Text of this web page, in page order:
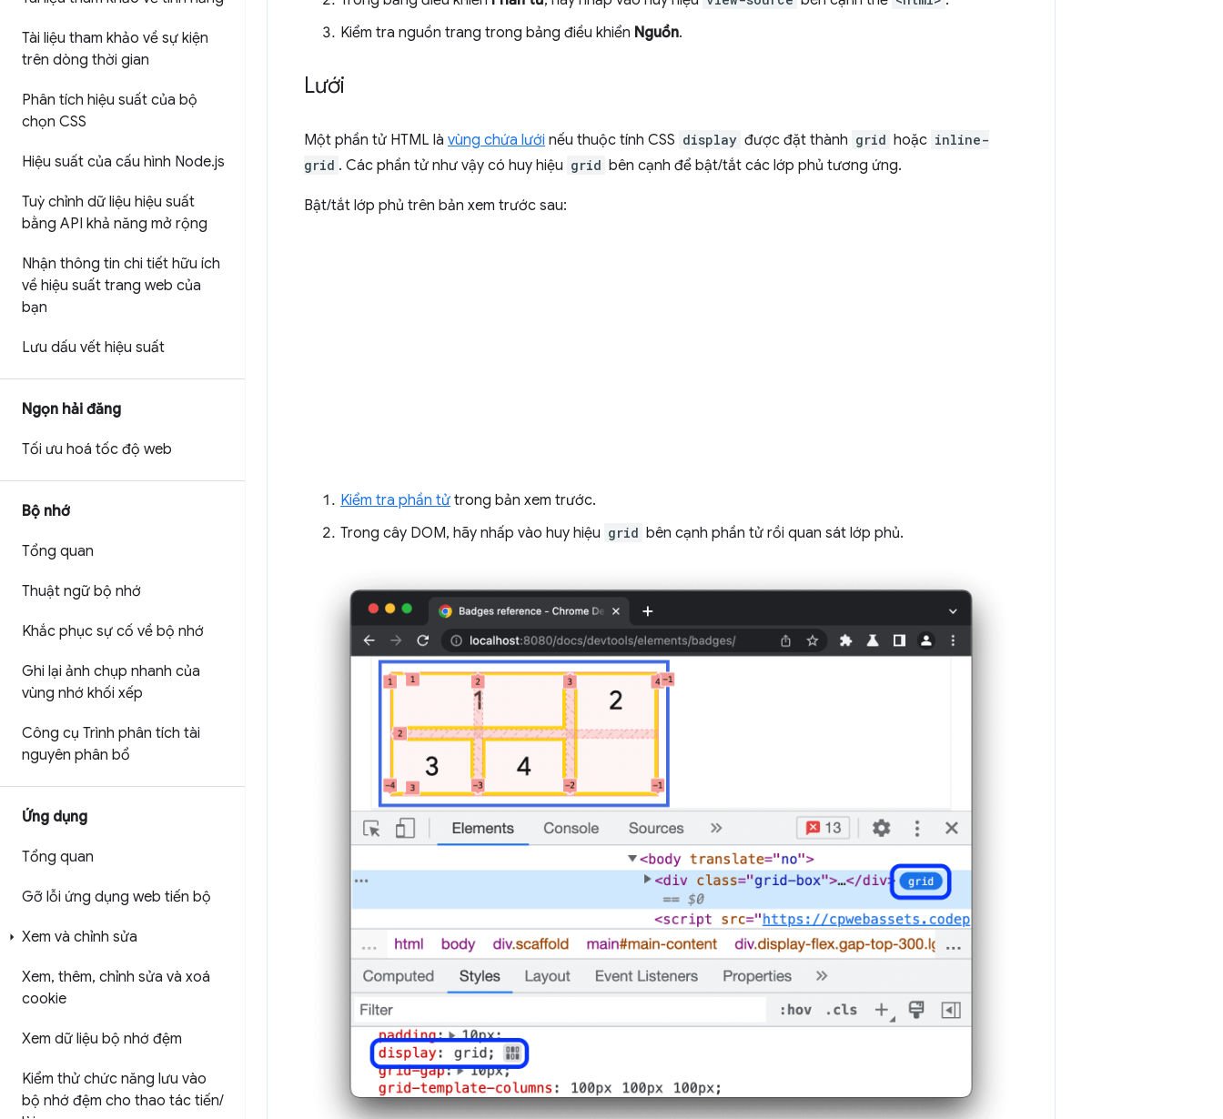
Tài liệu tham khảo về sự kiện
trên dòng thời gian
Phân tích hiệu suất của bộ
chọn CSS
Hiệu suất của cấu hình Node.js
Tuỳ chỉnh dữ liệu hiệu suất
bằng API khả năng mở rộng
Nhận thông tin chi tiết hữu ích
về hiệu suất trang web của
bạn
Lưu dấu vết hiệu suất
Ngọn hải đăng
Tối ưu hoá tốc độ web
Bộ nhớ
Tổng quan
Thuật ngữ bộ nhớ
Khắc phục sự cố về bộ nhớ
Ghi lại ảnh chụp nhanh của
vùng nhớ khối xếp
Công cụ Trình phân tích tài
nguyên phân bổ
Ứng dụng
Tổng quan
Gỡ lỗi ứng dụng web tiến bộ
Xem và chỉnh sửa
Xem, thêm, chỉnh sửa và xoá
cookie
Xem dữ liệu bộ nhớ đệm
Kiểm thử chức năng lưu vào
bộ nhớ đệm cho thao tác tiến/
Kiểm tra nguồn trang trong bảng điều khiển Nguồn.
Lưới
Một phần tử HTML là vùng chứa lưới nếu thuộc tính CSS display được đặt thành grid hoặc inline-
grid . Các phần tử như vậy có huy hiệu grid bên cạnh để bật/tắt các lớp phủ tương ứng.
Bật/tắt lớp phủ trên bản xem trước sau:
Kiểm tra phần tử trong bản xem trước.
Trong cây DOM, hãy nhấp vào huy hiệu grid bên cạnh phần tử rồi quan sát lớp phủ.